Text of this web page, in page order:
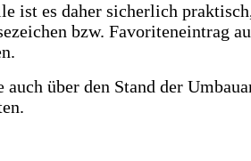
ist es daher sicherlich
bzw. Favoriteneintrag
über den Stand der